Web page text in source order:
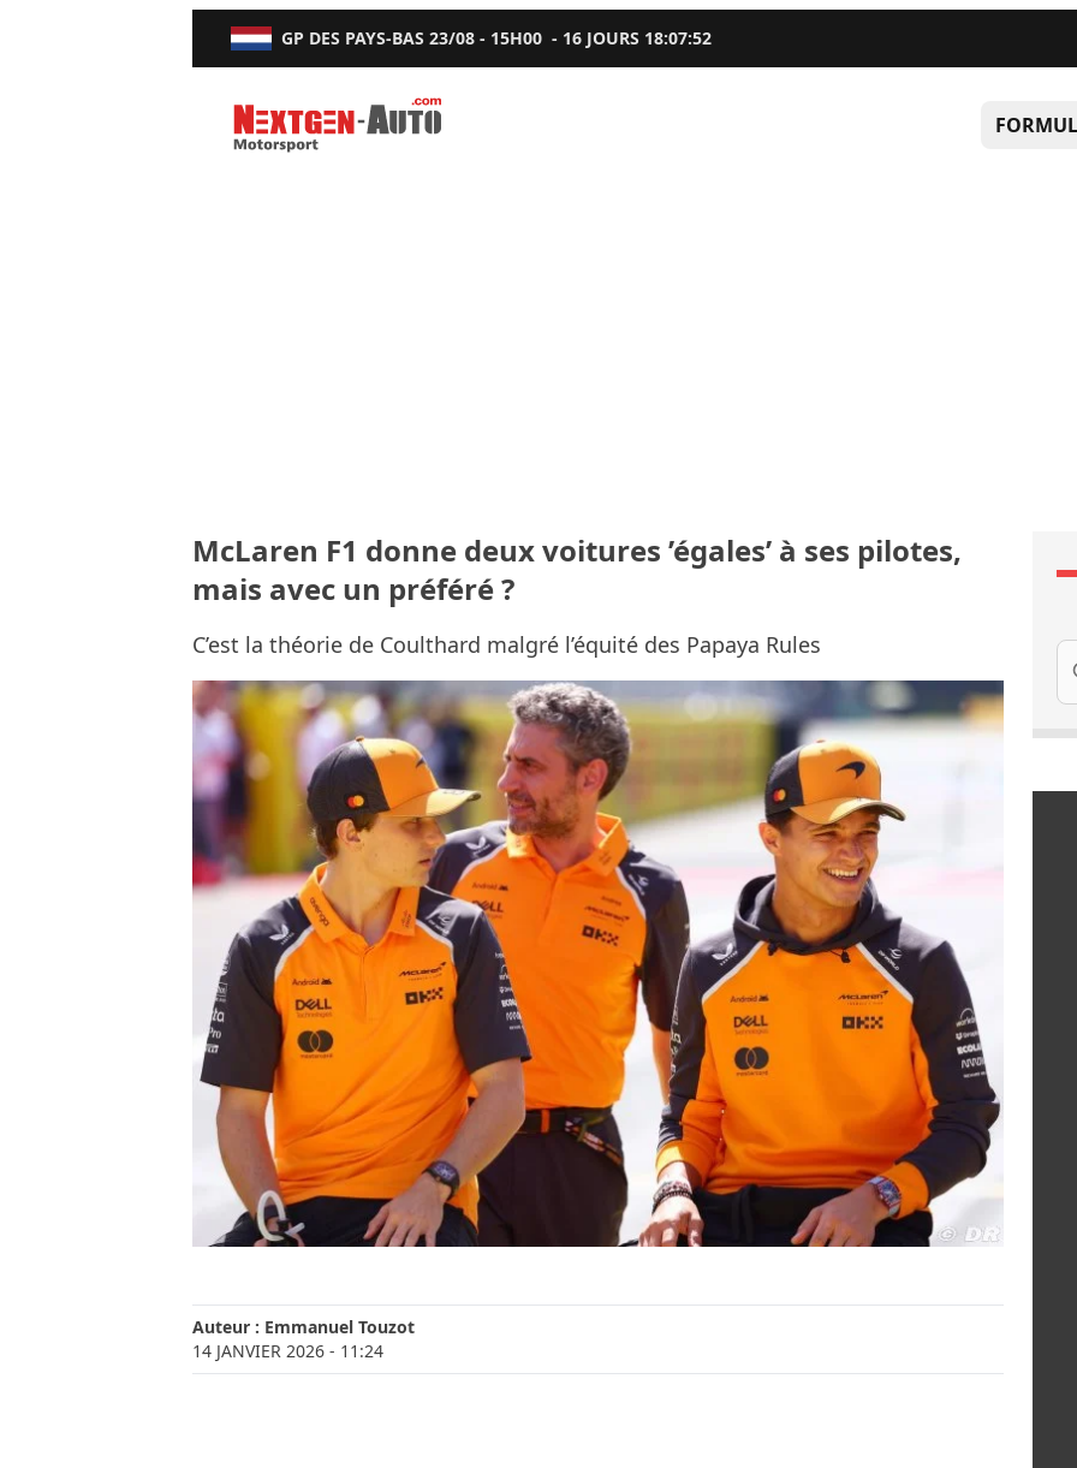
GP DES PAYS-BAS 23/08 - 15H00 - 16 JOURS 18:07:51
Nextgen-Auto.com
McLaren F1 donne deux voitures ’égales’ à ses pilotes,
mais avec un préféré ?
C’est la théorie de Coulthard malgré l’équité des Papaya Rules
Auteur : Emmanuel Touzot
14 JANVIER 2026 - 11:24